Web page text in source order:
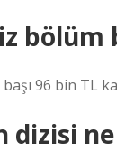
bölüm
96 bin TL
dizisi